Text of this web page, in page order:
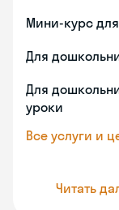
Мини-курс
Для
Для
уроки
Все услуги и
Читать